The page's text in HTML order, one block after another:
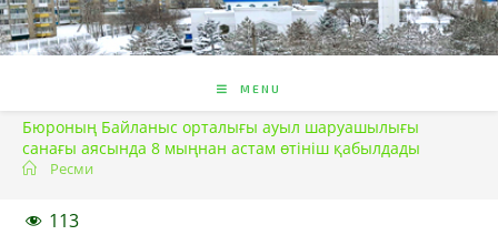
MENU
Бюроның Байланыс орталығы ауыл шаруашылығы
санағы аясында 8 мыңнан астам өтініш қабылдады
Ресми
113